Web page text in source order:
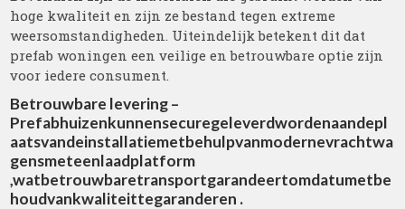
hoge kwaliteit en zijn ze bestand tegen extreme
weersomstandigheden. Uiteindelijk betekent dit dat
prefab woningen een veilige en betrouwbare optie zijn
voor iedere consument.
Betrouwbare levering –
Prefabhuizenkunnensecuregeleverdwordenaandepl
aatsvandeinstallatiemetbehulpvanmodernevrachtwa
gensmeteenlaadplatform
,watbetrouwbaretransportgarandeertomdatumetbe
houdvankwaliteittegaranderen .